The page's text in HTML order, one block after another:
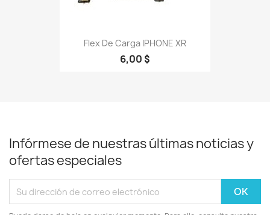
Flex De Carga IPHONE XR
6,00 $
Infórmese de nuestras últimas noticias y
ofertas especiales